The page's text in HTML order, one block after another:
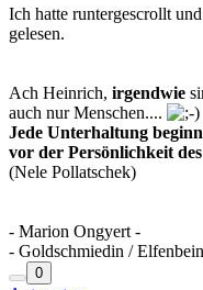
Ich hatte runtergescrollt
gelesen.
Ach Heinrich, irgendwie
auch nur Menschen....
Jede Unterhaltung
vor der Persönlichkeit
(Nele Pollatschek)
- Marion Ongyert -
- Goldschmiedin /
0